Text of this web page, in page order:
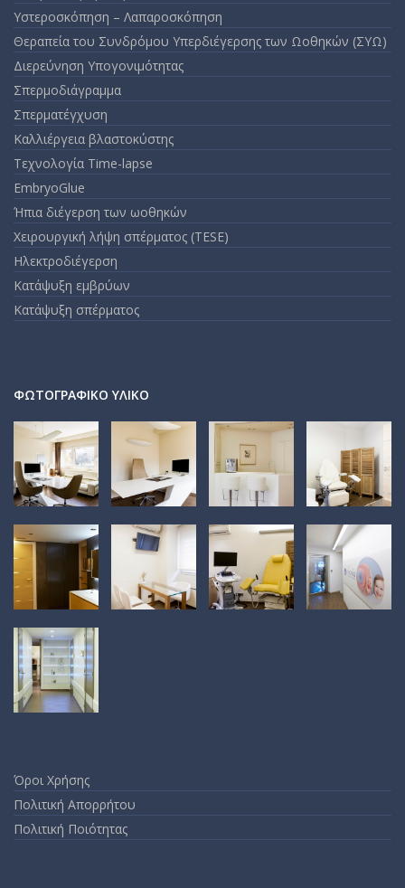
Υστεροσκόπηση – Λαπαροσκόπηση
Θεραπεία του Συνδρόμου Υπερδιέγερσης των Ωοθηκών (ΣΥΩ)
Διερεύνηση Υπογονιμότητας
Σπερμοδιάγραμμα
Σπερματέγχυση
Καλλιέργεια βλαστοκύστης
Τεχνολογία Time-lapse
EmbryoGlue
Ήπια διέγερση των ωοθηκών
Χειρουργική λήψη σπέρματος (TESE)
Ηλεκτροδιέγερση
Κατάψυξη εμβρύων
Κατάψυξη σπέρματος
ΦΩΤΟΓΡΑΦΙΚΌ ΥΛΙΚΌ
Όροι Χρήσης
Πολιτική Απορρήτου
Πολιτική Ποιότητας